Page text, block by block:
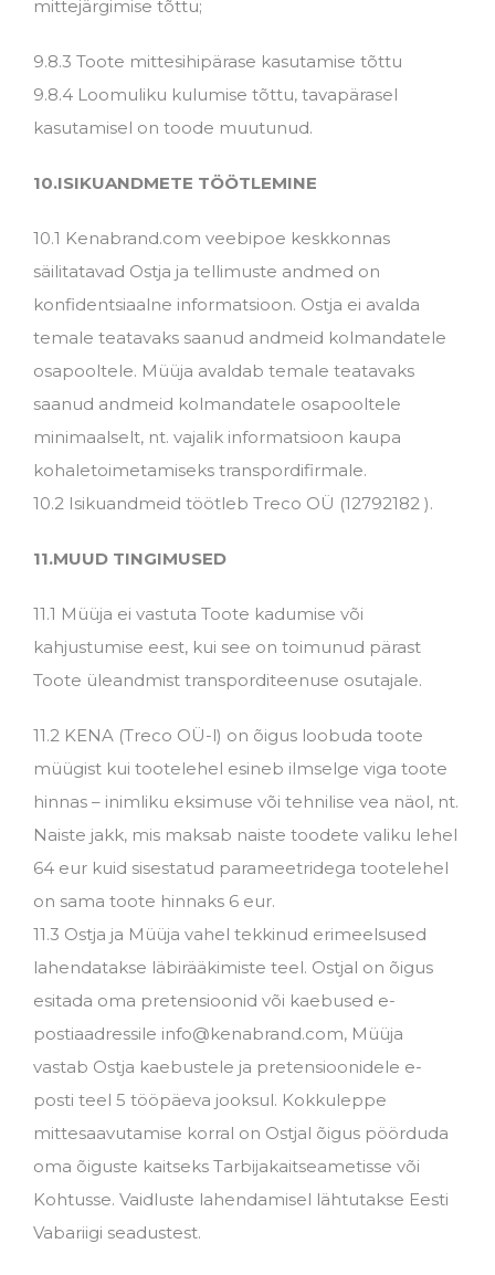
mittejärgimise tõttu;
9.8.3 Toote mittesihipärase kasutamise tõttu
9.8.4 Loomuliku kulumise tõttu, tavapärasel
kasutamisel on toode muutunud.
10.ISIKUANDMETE TÖÖTLEMINE
10.1 Kenabrand.com veebipoe keskkonnas
säilitatavad Ostja ja tellimuste andmed on
konfidentsiaalne informatsioon. Ostja ei avalda
temale teatavaks saanud andmeid kolmandatele
osapooltele. Müüja avaldab temale teatavaks
saanud andmeid kolmandatele osapooltele
minimaalselt, nt. vajalik informatsioon kaupa
kohaletoimetamiseks transpordifirmale.
10.2 Isikuandmeid töötleb Treco OÜ (12792182 ).
11.MUUD TINGIMUSED
11.1 Müüja ei vastuta Toote kadumise või
kahjustumise eest, kui see on toimunud pärast
Toote üleandmist transporditeenuse osutajale.
11.2 KENA (Treco OÜ-l) on õigus loobuda toote
müügist kui tootelehel esineb ilmselge viga toote
hinnas – inimliku eksimuse või tehnilise vea näol, nt.
Naiste jakk, mis maksab naiste toodete valiku lehel
64 eur kuid sisestatud parameetridega tootelehel
on sama toote hinnaks 6 eur.
11.3 Ostja ja Müüja vahel tekkinud erimeelsused
lahendatakse läbirääkimiste teel. Ostjal on õigus
esitada oma pretensioonid või kaebused e-
postiaadressile info@kenabrand.com, Müüja
vastab Ostja kaebustele ja pretensioonidele e-
posti teel 5 tööpäeva jooksul. Kokkuleppe
mittesaavutamise korral on Ostjal õigus pöörduda
oma õiguste kaitseks Tarbijakaitseametisse või
Kohtusse. Vaidluste lahendamisel lähtutakse Eesti
Vabariigi seadustest.